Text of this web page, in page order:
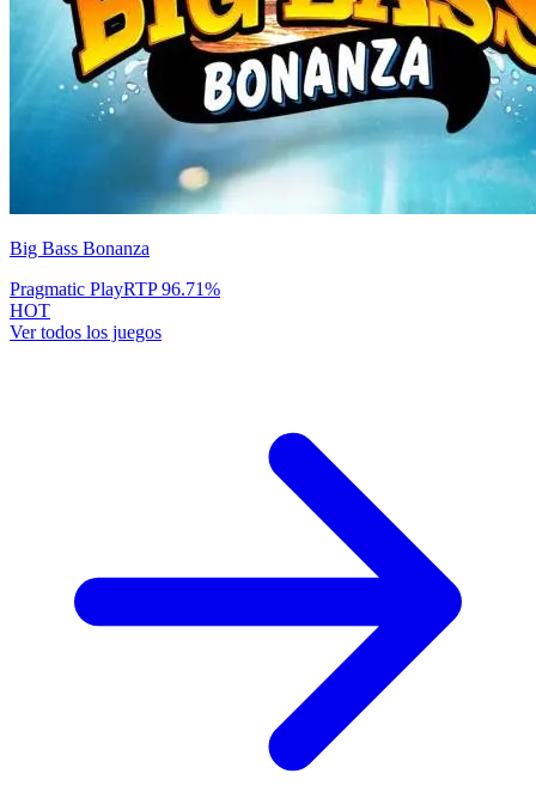
Big Bass Bonanza
Pragmatic PlayRTP96.71%
HOT
Ver todos los juegos